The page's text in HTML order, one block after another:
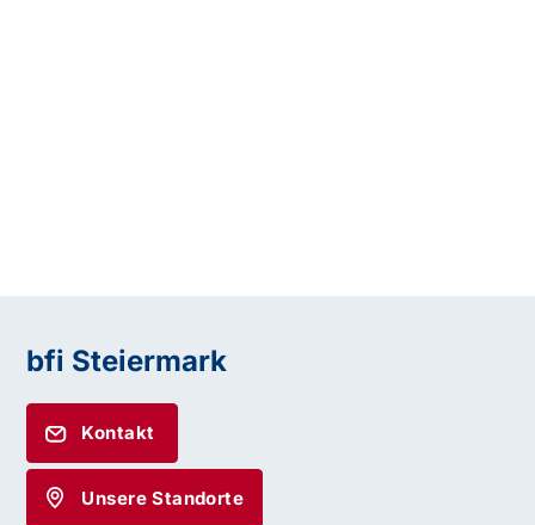
bfi Steiermark
Kontakt
Unsere Standorte